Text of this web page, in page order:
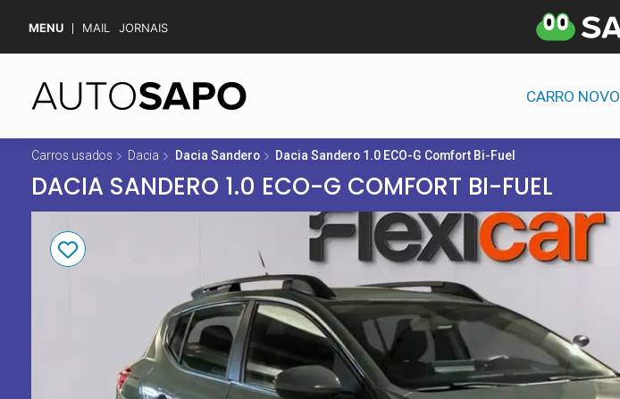
MENU MAIL JORNAIS
CARRO NOVO
Carros usados Dacia Dacia Sandero Dacia Sandero 1.0 ECO-G Comfort Bi-Fuel
DACIA SANDERO 1.0 ECO-G COMFORT BI-FUEL